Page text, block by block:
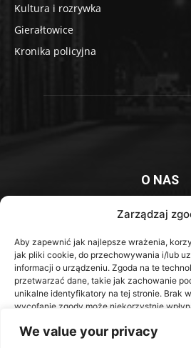
We value your privacy
Zarządzaj
Aby zapewnić jak najlepsze wrażenia,
jak pliki cookie, do przechowywania i/lub
informacji o urządzeniu. Zgoda na te
przetwarzać dane, takie jak zachowanie
unikalne identyfikatory na tej stronie. Brak
wycofanie zgody może niekorzystnie
Kultura i rozrywka
Gierałtowice
Kronika policyjna
O NAS
Platforma informacyjna
Kontakt z redakcją:
Media